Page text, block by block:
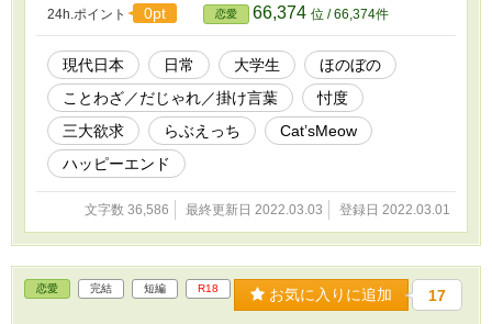
24h.ポイント 0pt 恋愛 66,374 位 / 66,374件
現代日本 日常 大学生
ほのぼの
ことわざ／だじゃれ／掛け言葉
忖度
三大欲求
らぶえっち
Cat’sMeow
ハッピーエンド
文字数 36,586 最終更新日 2022.03.03 登録日 2022.03.01
恋愛 完結 短編 R18 お気に入りに追加 17